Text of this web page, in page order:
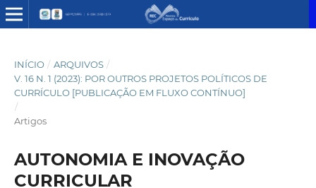
INÍCIO / ARQUIVOS /
V. 16 N. 1 (2023): POR OUTROS PROJETOS POLÍTICOS DE
CURRÍCULO [PUBLICAÇÃO EM FLUXO CONTÍNUO]
/
Artigos
AUTONOMIA E INOVAÇÃO
CURRICULAR